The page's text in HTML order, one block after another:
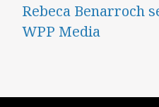
Rebeca Benarroch
WPP Media